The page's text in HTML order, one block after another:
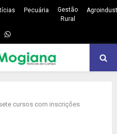
Pecuária
Gestão
Rural
Whatsapp
cursos com inscrições